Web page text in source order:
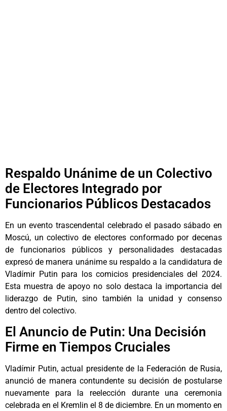
Respaldo Unánime de un Colectivo
de Electores Integrado por
Funcionarios Públicos Destacados
En un evento trascendental celebrado el pasado sábado en
Moscú, un colectivo de electores conformado por decenas
de funcionarios públicos y personalidades destacadas
expresó de manera unánime su respaldo a la candidatura de
Vladímir Putin para los comicios presidenciales del 2024.
Esta muestra de apoyo no solo destaca la importancia del
liderazgo de Putin, sino también la unidad y consenso
dentro del colectivo.
El Anuncio de Putin: Una Decisión
Firme en Tiempos Cruciales
Vladímir Putin, actual presidente de la Federación de Rusia,
anunció de manera contundente su decisión de postularse
nuevamente para la reelección durante una ceremonia
celebrada en el Kremlin el 8 de diciembre. En un momento en